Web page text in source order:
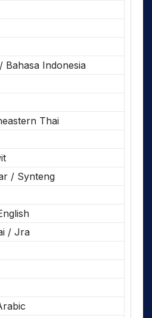
Bahasa Indonesia
Thai
/ Synteng
/ Jra